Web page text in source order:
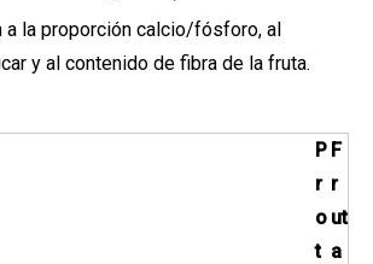
a la proporción calcio/fósforo, al
y al contenido de fibra de la fruta.
P
r
o
t
F
r
ut
a